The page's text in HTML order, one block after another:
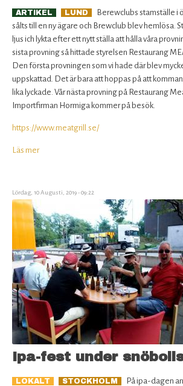
ARTIKEL LUND
Berewclubs stamställe i
sålts till en ny ägare och Brewclub blev hemlösa.
ljus ich lykta efter ett nytt ställa att hålla våra
sista provning så hittade styrelsen Restaurang
Den första provningen som vi hade där blev
uppskattad. Det är bara att hoppas på att
lika lyckade. Vår nästa provning på Restaurang
Importfirman Hormiga kommer på besök.
https://www.meatgrill.se/
Läs merom
fått
hemvist
Lördag, 10 Augusti, 2019 - 09:22
Ipa-fest under
LOKALT STOCKHOLM
På ipa-dagen